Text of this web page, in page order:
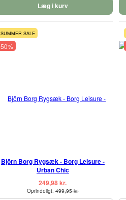
Læg i kurv
SUMMER SALE
50%
Björn Borg Rygsæk - Borg Leisure -
Urban Chic
249,98 kr.
Oprindeligt: 499,95 kr.